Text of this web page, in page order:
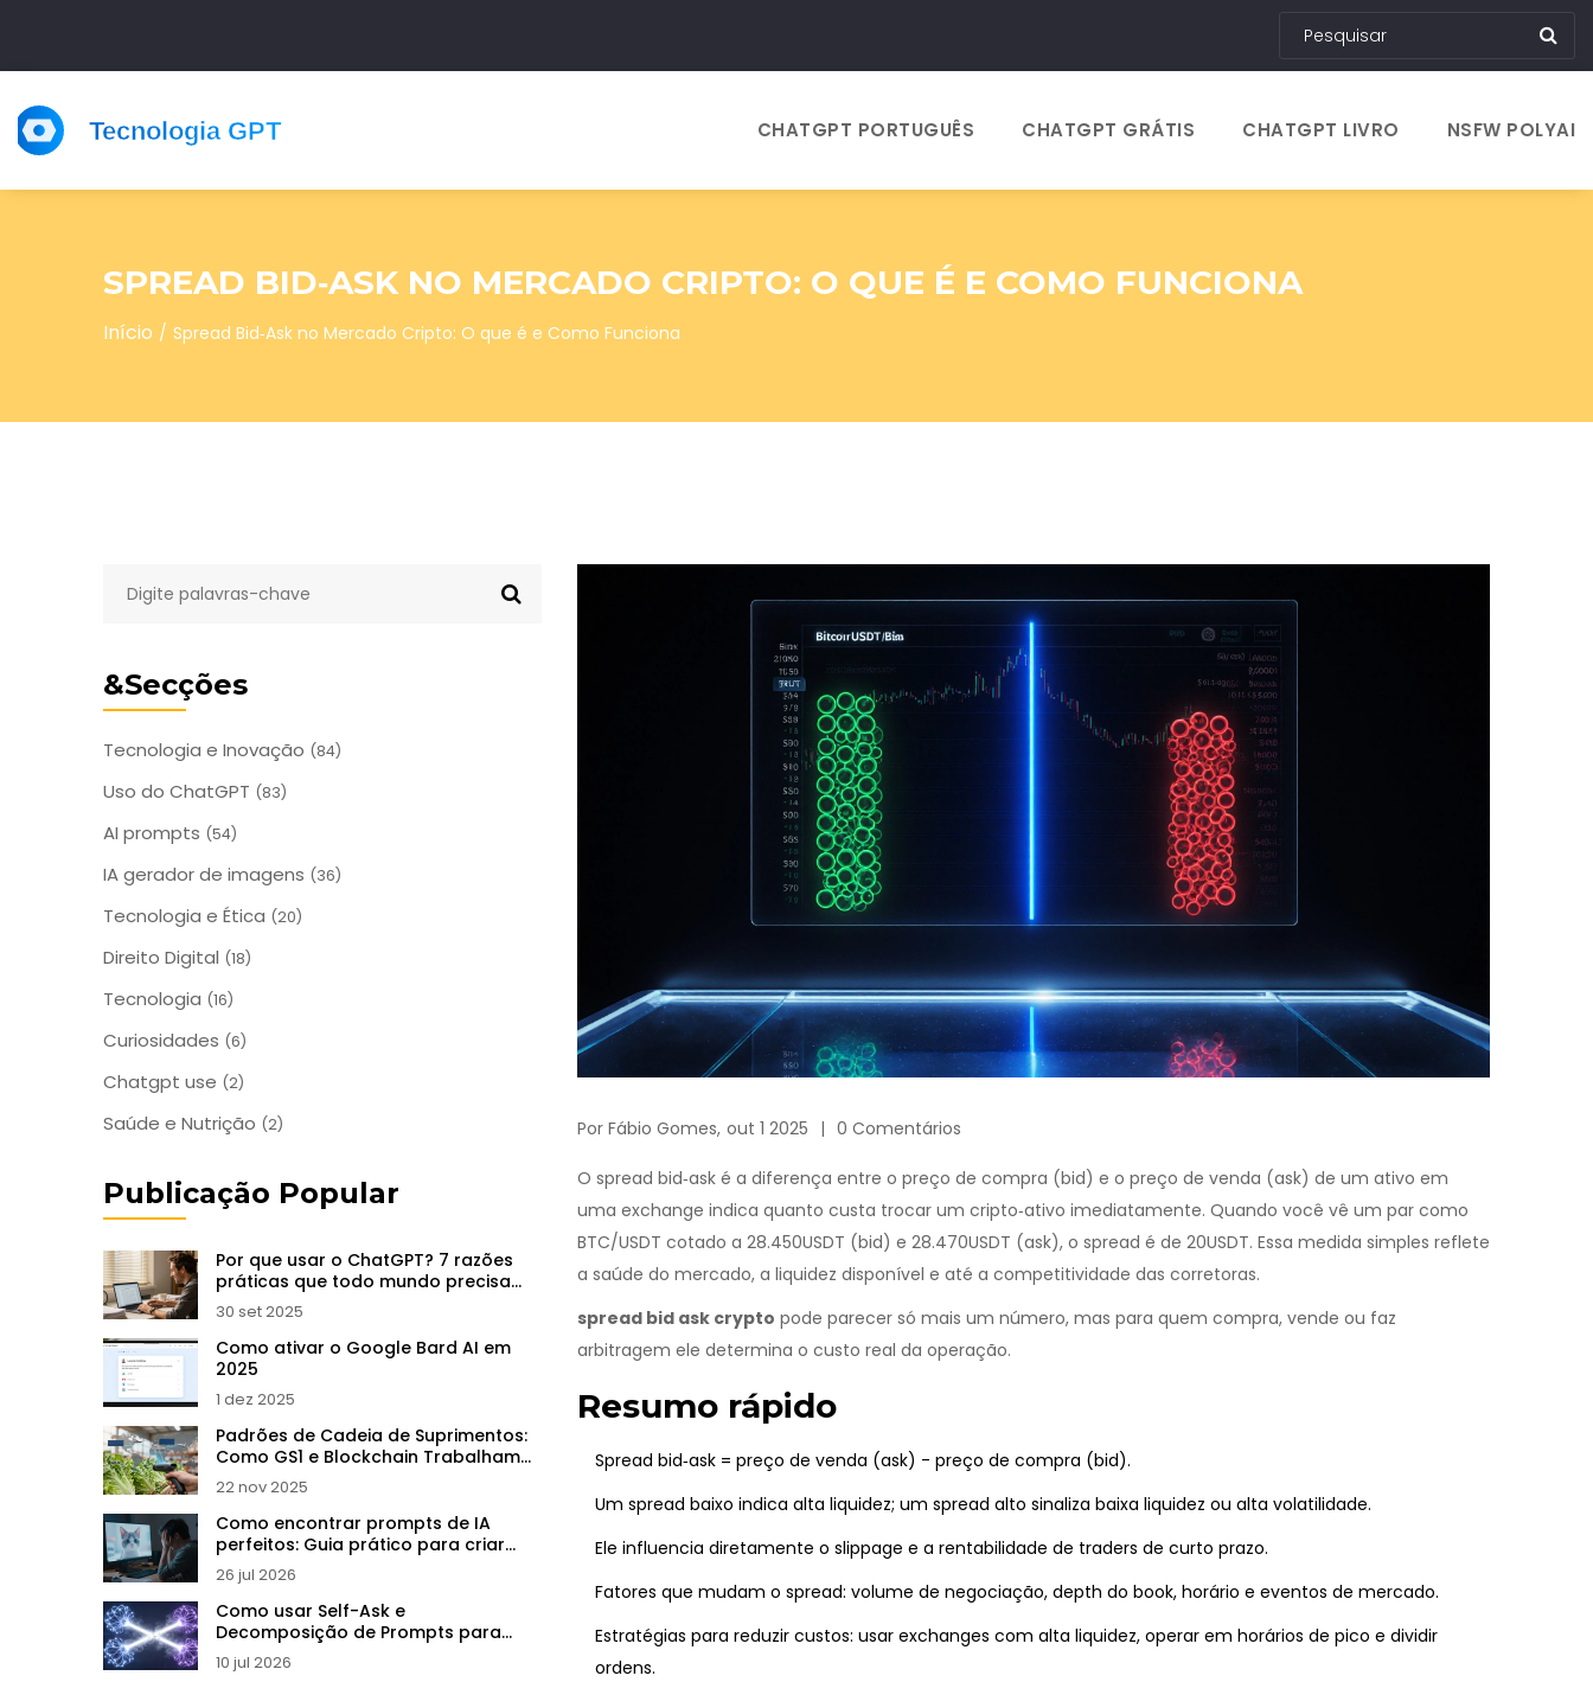
CHATGPT PORTUGUÊS CHATGPT GRÁTIS CHATGPT LIVRO NSFW POLYAI
SPREAD BID‑ASK NO MERCADO CRIPTO: O QUE É E COMO FUNCIONA
Início Spread Bid‑Ask no Mercado Cripto: O que é e Como Funciona
&Secções
Tecnologia e Inovação (84)
Uso do ChatGPT (83)
AI prompts (54)
IA gerador de imagens (36)
Tecnologia e Ética (20)
Direito Digital (18)
Tecnologia (16)
Curiosidades (6)
Chatgpt use (2)
Saúde e Nutrição (2)
Publicação Popular
Por que usar o ChatGPT? 7 razões
práticas que todo mundo precisa
saber
30 set 2025
Como ativar o Google Bard AI em
2025
1 dez 2025
Padrões de Cadeia de Suprimentos:
Como GS1 e Blockchain Trabalham
Juntos para Rastreabilidade
22 nov 2025
Como encontrar prompts de IA
perfeitos: Guia prático para criar
arte generativa
26 jul 2026
Como usar Self-Ask e
Decomposição de Prompts para
Perguntas Complexas em LLMs
10 jul 2026
Por Fábio Gomes, out 1 2025 0 Comentários
O spread bid‑ask é a diferença entre o preço de compra (bid) e o preço de venda (ask) de um ativo em
uma exchange indica quanto custa trocar um cripto‑ativo imediatamente. Quando você vê um par como
BTC/USDT cotado a 28.450USDT (bid) e 28.470USDT (ask), o spread é de 20USDT. Essa medida simples reflete
a saúde do mercado, a liquidez disponível e até a competitividade das corretoras.
spread bid ask crypto pode parecer só mais um número, mas para quem compra, vende ou faz
arbitragem ele determina o custo real da operação.
Resumo rápido
Spread bid‑ask = preço de venda (ask) - preço de compra (bid).
Um spread baixo indica alta liquidez; um spread alto sinaliza baixa liquidez ou alta volatilidade.
Ele influencia diretamente o slippage e a rentabilidade de traders de curto prazo.
Fatores que mudam o spread: volume de negociação, depth do book, horário e eventos de mercado.
Estratégias para reduzir custos: usar exchanges com alta liquidez, operar em horários de pico e dividir
ordens.